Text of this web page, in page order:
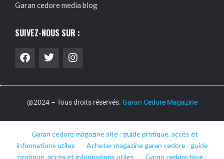
Garan cedore media blog
SUIVEZ-NOUS SUR :
@2024 – Tous droits réservés. Garan Cedore Magazine
Garan cedore magazine site : guide pratique, accès et
informations utiles
Acheter magazine garan cedore : guide
pratique, accès et informations utiles
Garan cedore blog :